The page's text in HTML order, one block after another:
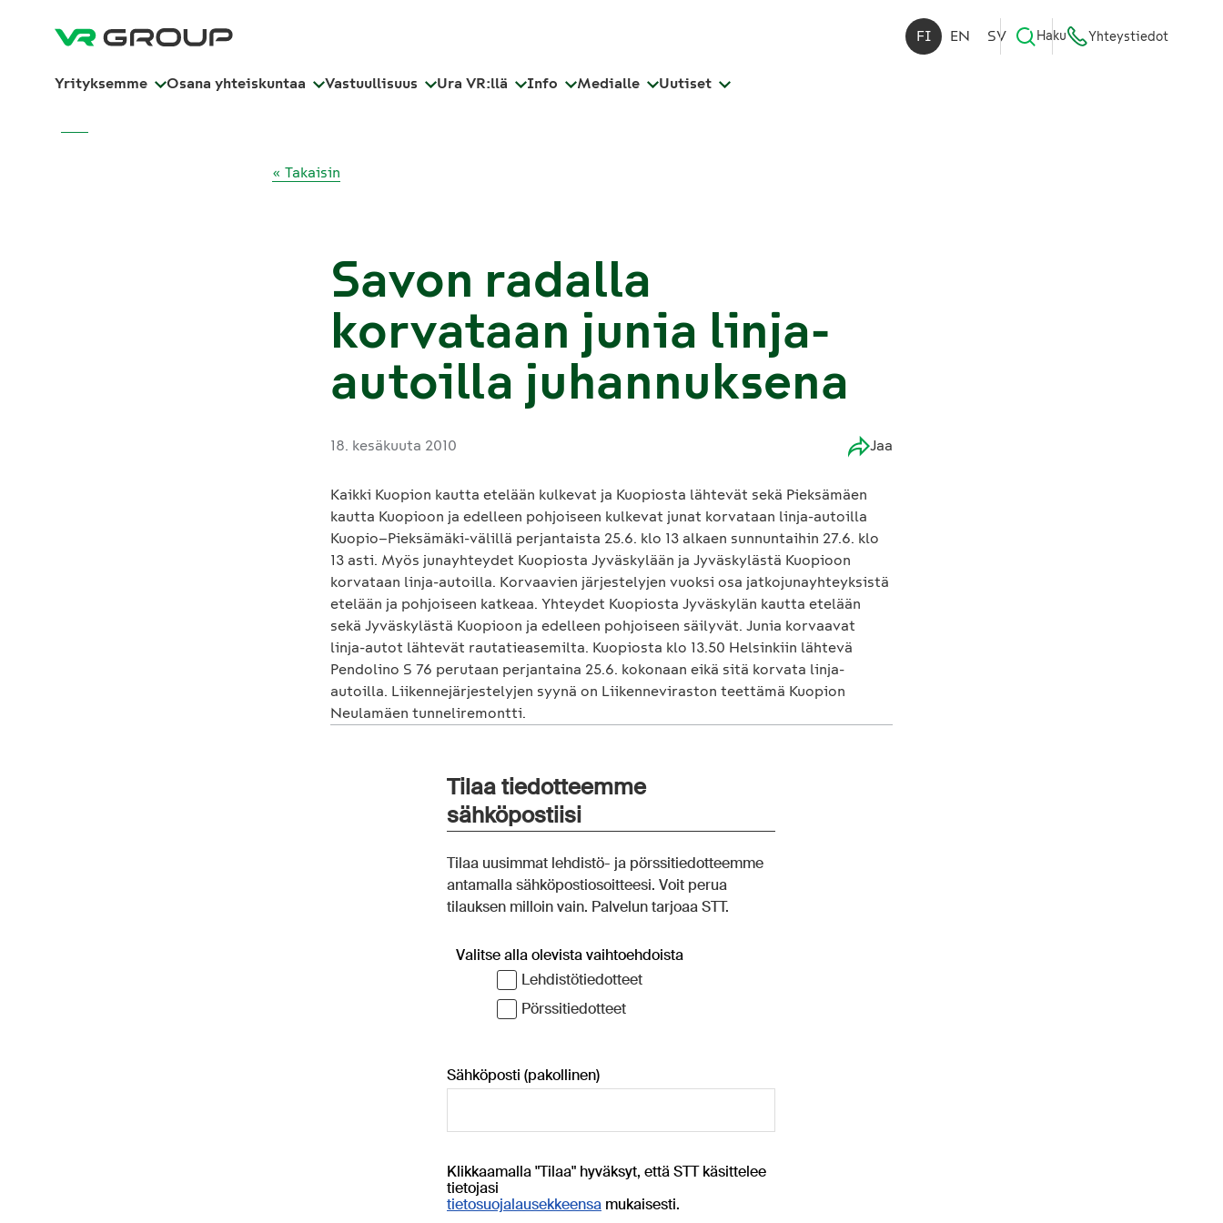
FI EN SV Haku Yhteystiedot
Yrityksemme Osana yhteiskuntaa Vastuullisuus Ura VR:llä Info Medialle Uutiset
« Takaisin
Savon radalla
korvataan junia linja-
autoilla juhannuksena
18. kesäkuuta 2010 Jaa
Kaikki Kuopion kautta etelään kulkevat ja Kuopiosta lähtevät sekä Pieksämäen
kautta Kuopioon ja edelleen pohjoiseen kulkevat junat korvataan linja-autoilla
Kuopio–Pieksämäki-välillä perjantaista 25.6. klo 13 alkaen sunnuntaihin 27.6. klo
13 asti. Myös junayhteydet Kuopiosta Jyväskylään ja Jyväskylästä Kuopioon
korvataan linja-autoilla. Korvaavien järjestelyjen vuoksi osa jatkojunayhteyksistä
etelään ja pohjoiseen katkeaa. Yhteydet Kuopiosta Jyväskylän kautta etelään
sekä Jyväskylästä Kuopioon ja edelleen pohjoiseen säilyvät. Junia korvaavat
linja-autot lähtevät rautatieasemilta. Kuopiosta klo 13.50 Helsinkiin lähtevä
Pendolino S 76 perutaan perjantaina 25.6. kokonaan eikä sitä korvata linja-
autoilla. Liikennejärjestelyjen syynä on Liikenneviraston teettämä Kuopion
Neulamäen tunneliremontti.